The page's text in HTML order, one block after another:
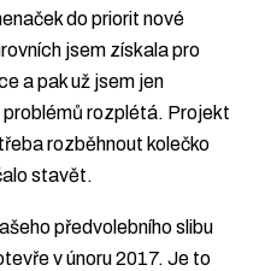
do priorit nové
jsem získala pro
a pak už jsem jen
rozplétá. Projekt
rozběhnout kolečko
stavět.
předvolebního slibu
v únoru 2017. Je to